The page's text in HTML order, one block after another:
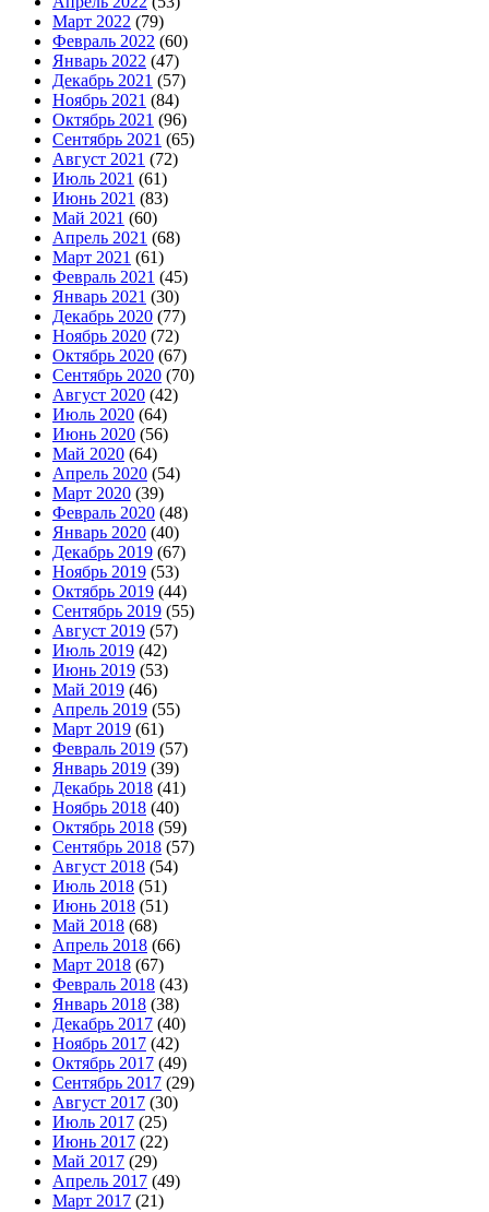
Март 2022 (79)
Февраль 2022 (60)
Январь 2022 (47)
Декабрь 2021 (57)
Ноябрь 2021 (84)
Октябрь 2021 (96)
Сентябрь 2021 (65)
Август 2021 (72)
Июль 2021 (61)
Июнь 2021 (83)
Май 2021 (60)
Апрель 2021 (68)
Март 2021 (61)
Февраль 2021 (45)
Январь 2021 (30)
Декабрь 2020 (77)
Ноябрь 2020 (72)
Октябрь 2020 (67)
Сентябрь 2020 (70)
Август 2020 (42)
Июль 2020 (64)
Июнь 2020 (56)
Май 2020 (64)
Апрель 2020 (54)
Март 2020 (39)
Февраль 2020 (48)
Январь 2020 (40)
Декабрь 2019 (67)
Ноябрь 2019 (53)
Октябрь 2019 (44)
Сентябрь 2019 (55)
Август 2019 (57)
Июль 2019 (42)
Июнь 2019 (53)
Май 2019 (46)
Апрель 2019 (55)
Март 2019 (61)
Февраль 2019 (57)
Январь 2019 (39)
Декабрь 2018 (41)
Ноябрь 2018 (40)
Октябрь 2018 (59)
Сентябрь 2018 (57)
Август 2018 (54)
Июль 2018 (51)
Июнь 2018 (51)
Май 2018 (68)
Апрель 2018 (66)
Март 2018 (67)
Февраль 2018 (43)
Январь 2018 (38)
Декабрь 2017 (40)
Ноябрь 2017 (42)
Октябрь 2017 (49)
Сентябрь 2017 (29)
Август 2017 (30)
Июль 2017 (25)
Июнь 2017 (22)
Май 2017 (29)
Апрель 2017 (49)
Март 2017 (21)